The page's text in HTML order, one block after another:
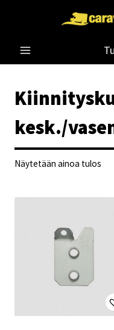
kesk./
Näytetään ainoa tulos